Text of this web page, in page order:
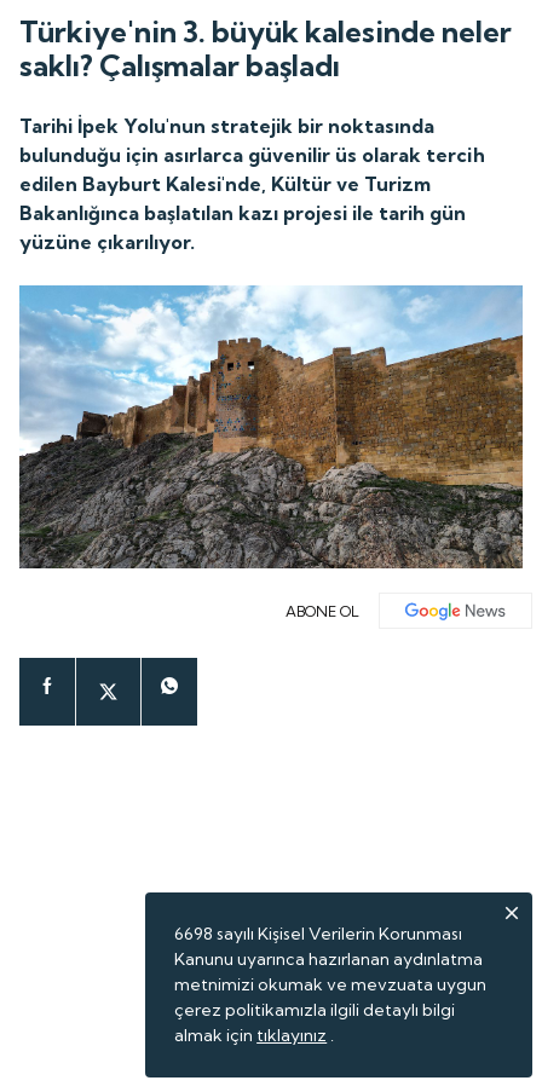
Türkiye'nin 3. büyük kalesinde neler
saklı? Çalışmalar başladı
Tarihi İpek Yolu'nun stratejik bir noktasında
bulunduğu için asırlarca güvenilir üs olarak tercih
edilen Bayburt Kalesi'nde, Kültür ve Turizm
Bakanlığınca başlatılan kazı projesi ile tarih gün
yüzüne çıkarılıyor.
ABONE OL
6698 sayılı Kişisel Verilerin Korunması
Kanunu uyarınca hazırlanan aydınlatma
metnimizi okumak ve mevzuata uygun
çerez politikamızla ilgili detaylı bilgi
almak için tıklayınız .